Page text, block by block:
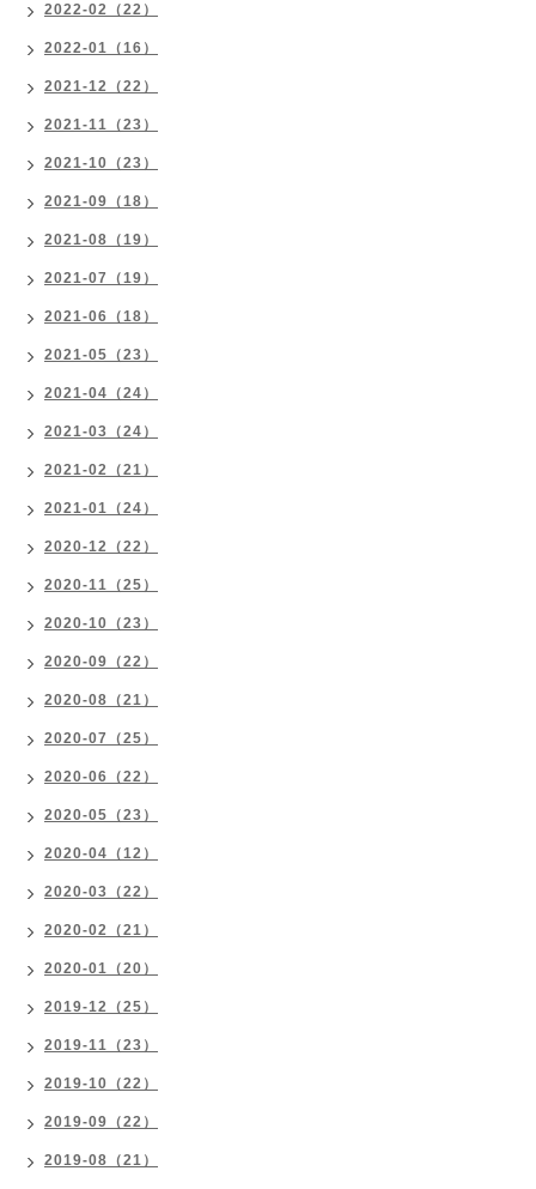
2022-02（22）
2022-01（16）
2021-12（22）
2021-11（23）
2021-10（23）
2021-09（18）
2021-08（19）
2021-07（19）
2021-06（18）
2021-05（23）
2021-04（24）
2021-03（24）
2021-02（21）
2021-01（24）
2020-12（22）
2020-11（25）
2020-10（23）
2020-09（22）
2020-08（21）
2020-07（25）
2020-06（22）
2020-05（23）
2020-04（12）
2020-03（22）
2020-02（21）
2020-01（20）
2019-12（25）
2019-11（23）
2019-10（22）
2019-09（22）
2019-08（21）